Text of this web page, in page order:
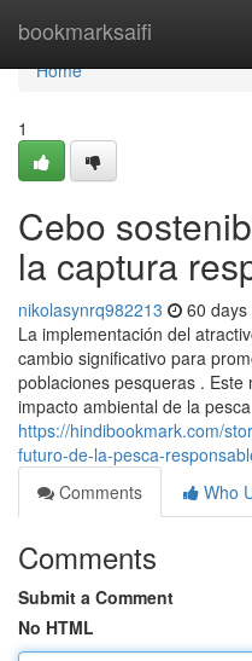
bookmarksaifi
Home
Home
1
Cebo
la captura
nikolasynrq982213 60 days
La implementación del
cambio significativo para
poblaciones pesqueras .
impacto ambiental de la pesca
https://hindibookmark.com/
futuro-de-la-pesca-
Comments
Who
Comments
Submit a Comment
No HTML